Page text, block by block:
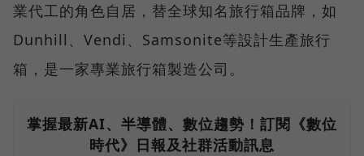
業代工的角色自居，替全球知名旅行箱品牌，如
Dunhill、Vendi、Samsonite等設計生產旅行
箱，是一家專業旅行箱製造公司。
掌握最新AI、半導體、數位趨勢！訂閱《數位
時代》日報及社群活動訊息